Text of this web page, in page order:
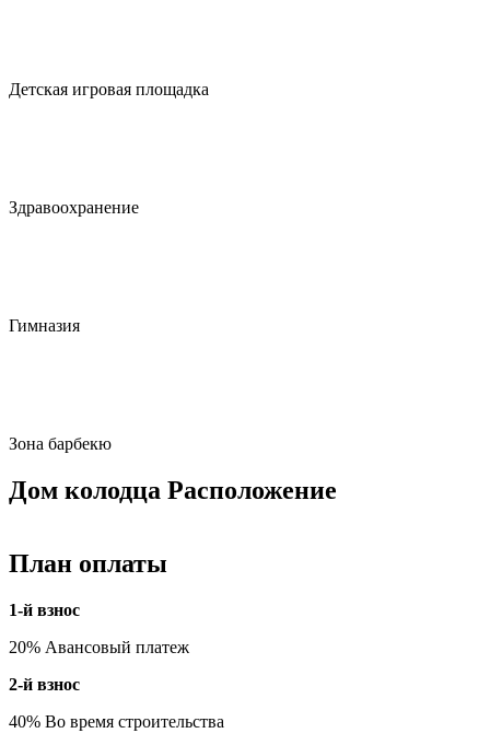
Детская игровая площадка
Здравоохранение
Гимназия
Зона барбекю
Дом колодца Расположение
План оплаты
1-й взнос
20% Авансовый платеж
2-й взнос
40% Во время строительства